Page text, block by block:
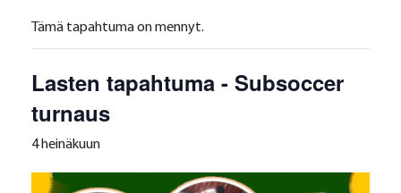
Tämä tapahtuma on mennyt.
Lasten tapahtuma - Subsoccer
turnaus
4 heinäkuun